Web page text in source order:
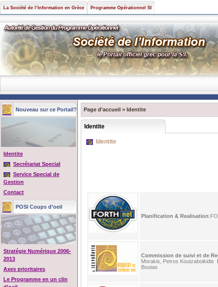
La Société de l’Information en Grèce Programme Opérationnel SI
Nouveau sur ce Portail?
Identite
Secrétariat Special
Service Special de
Gestion
Contact
POSI Coups d’oeil
Stratégie Numérique 2006-
2013
Axes prioritaires
Le Programme en un clin
Page d’accueil > Identite
Identite
Identite
Planification & Realisation
Commission de suivi et de
Morakis, Petros Koutzaboikidis
Boutas